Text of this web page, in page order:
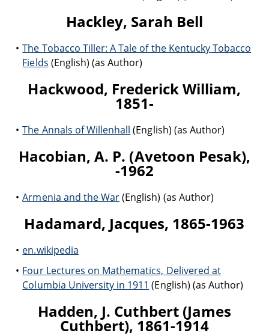
Hackley, Sarah Bell
The Tobacco Tiller: A Tale of the Kentucky Tobacco
Fields (English) (as Author)
Hackwood, Frederick William,
1851-
The Annals of Willenhall (English) (as Author)
Hacobian, A. P. (Avetoon Pesak),
-1962
Armenia and the War(English) (as Author)
Hadamard, Jacques, 1865-1963
en.wikipedia
Four Lectures on Mathematics, Delivered at
Columbia University in 1911 (English) (as Author)
Hadden, J. Cuthbert (James
Cuthbert), 1861-1914